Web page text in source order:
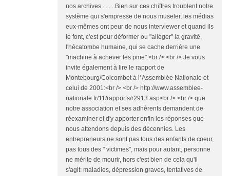
nos archives.........Bien sur ces chiffres troublent notre
système qui s'empresse de nous museler, les médias
eux-mêmes ont peur de nous interviewer et quand ils
le font, c'est pour déformer ou "alléger" la gravité,
l'hécatombe humaine, qui se cache derrière une
"machine à achever les pme".<br /> <br /> Je vous
invite également à lire le rapport de
Montebourg/Colcombet à l' Assemblée Nationale et
celui de 2001:<br /> <br /> http://www.assemblee-
nationale.fr/11/rapports/r2913.asp<br /> <br /> que
notre association et ses adhérents demandent de
réexaminer et d'y apporter enfin les réponses que
nous attendons depuis des décennies. Les
entrepreneurs ne sont pas tous des enfants de coeur,
pas tous des " victimes", mais pour autant, personne
ne mérite de mourir, hors c'est bien de cela qu'il
s'agit: maladies, dépression graves, tentatives de